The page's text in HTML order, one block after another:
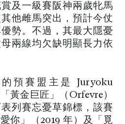
及一級賽阪神兩歲牝馬
他雌馬突出，預計今仗
勢。不過，其最大隱憂
兩線均欠缺明顯長力依
預賽盟主是 Juryoku
黃金巨匠」（Orfevre）
列賽忘憂草錦標，該賽
你」（2019 年）及「覓